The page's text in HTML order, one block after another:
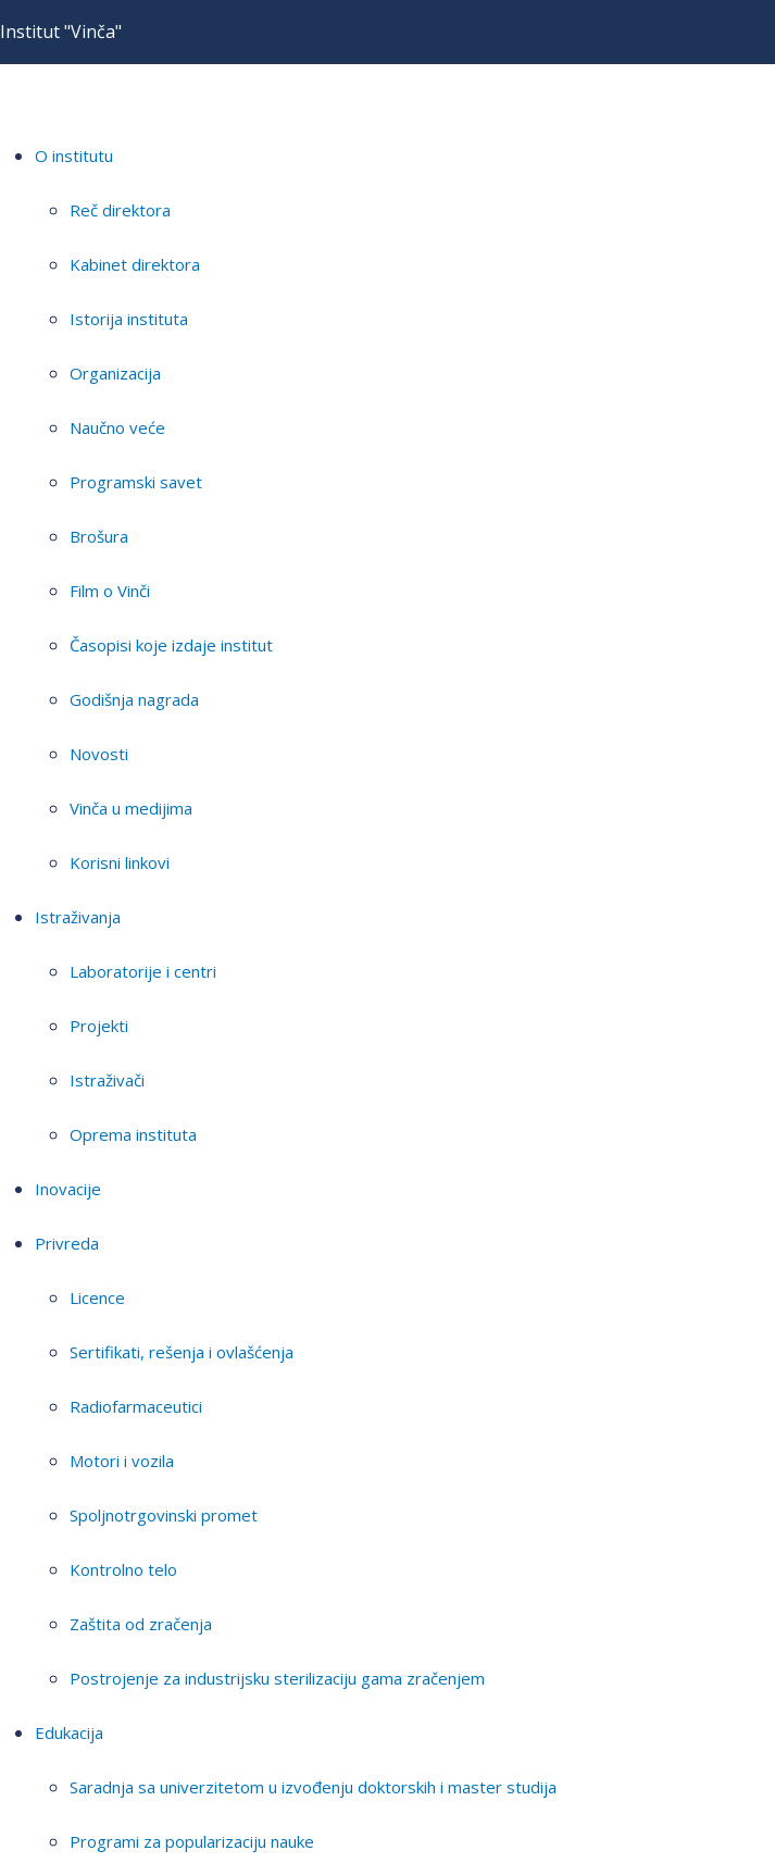
Institut "Vinča"
O institutu
Reč direktora
Kabinet direktora
Istorija instituta
Organizacija
Naučno veće
Programski savet
Brošura
Film o Vinči
Časopisi koje izdaje institut
Godišnja nagrada
Novosti
Vinča u medijima
Korisni linkovi
Istraživanja
Laboratorije i centri
Projekti
Istraživači
Oprema instituta
Inovacije
Privreda
Licence
Sertifikati, rešenja i ovlašćenja
Radiofarmaceutici
Motori i vozila
Spoljnotrgovinski promet
Kontrolno telo
Zaštita od zračenja
Postrojenje za industrijsku sterilizaciju gama zračenjem
Edukacija
Saradnja sa univerzitetom u izvođenju doktorskih i master studija
Programi za popularizaciju nauke